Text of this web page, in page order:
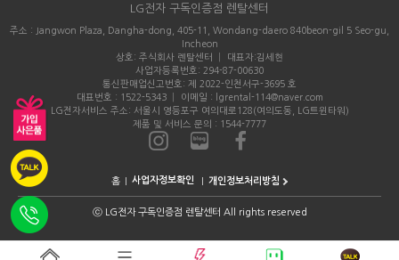
LG전자 구독인증점 렌탈센터
주소 : Jangwon Plaza, Dangha-dong, 405-11, Wondang-daero 840beon-gil 5 Seo-gu,
Incheon
상호: 주식회사 렌탈센터 │ 대표자:김세현
사업자등록번호: 294-87-00630
통신판매업신고번호: 제 2022-인천서구-3695 호
대표번호 : 1522-5343 │ 이메일 : lgrental-114@naver.com
LG전자서비스 주소: 서울시 영등포구 여의대로128(여의도동, LG트윈타워)
제품 및 서비스 문의 : 1544-7777
홈 개인정보처리방침
ⓒLG전자 구독인증점 렌탈센터 All rights reserved